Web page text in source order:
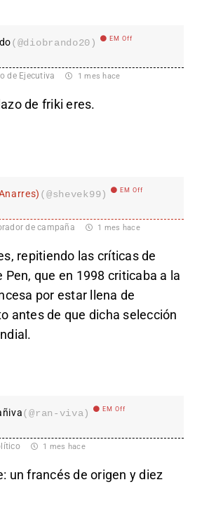
(@diobrando20) EM Off
de Ejecutiva 1 mes hace
de friki eres.
(@shevek99) EM Off
de campaña 1 mes hace
repitiendo las críticas de
Pen, que en 1998 criticaba a la
por estar llena de
antes de que dicha selección
(@ran-viva) EM Off
1 mes hace
un francés de origen y diez